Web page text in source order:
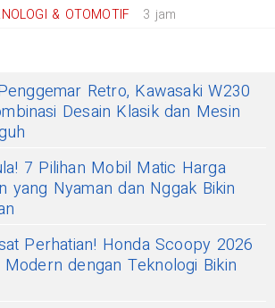
& OTOMOTIF 3 jam
Retro, Kawasaki W230
Desain Klasik dan Mesin
7 Pilihan Mobil Matic Harga
yang Nyaman dan Nggak Bikin
Perhatian! Honda Scoopy 2026
dengan Teknologi Bikin